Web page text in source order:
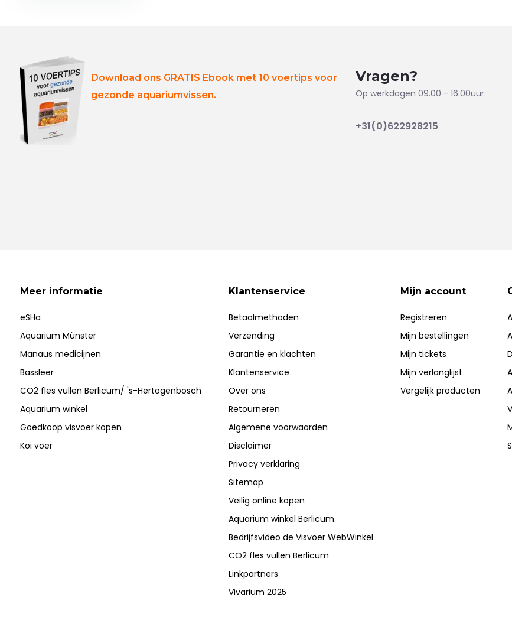
Download ons GRATIS Ebook met 10 voertips voor
gezonde aquariumvissen.
Vragen?
Op werkdagen 09.00 - 16.00uur
+31(0)622928215
Meer informatie
eSHa
Aquarium Münster
Manaus medicijnen
Bassleer
CO2 fles vullen Berlicum/ 's-Hertogenbosch
Aquarium winkel
Goedkoop visvoer kopen
Koi voer
Klantenservice
Betaalmethoden
Verzending
Garantie en klachten
Klantenservice
Over ons
Retourneren
Algemene voorwaarden
Disclaimer
Privacy verklaring
Sitemap
Veilig online kopen
Aquarium winkel Berlicum
Bedrijfsvideo de Visvoer WebWinkel
CO2 fles vullen Berlicum
Linkpartners
Vivarium 2025
Mijn account
Registreren
Mijn bestellingen
Mijn tickets
Mijn verlanglijst
Vergelijk producten